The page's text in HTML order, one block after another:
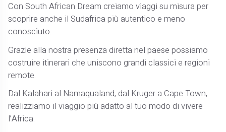
Con South African Dream creiamo viaggi su misura per
scoprire anche il Sudafrica più autentico e meno
conosciuto.
Grazie alla nostra presenza diretta nel paese possiamo
costruire itinerari che uniscono grandi classici e regioni
remote.
Dal Kalahari al Namaqualand, dal Kruger a Cape Town,
realizziamo il viaggio più adatto al tuo modo di vivere
l’Africa.